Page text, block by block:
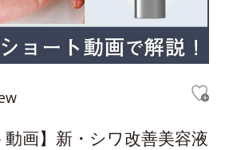
動画】新・シワ改善美容液